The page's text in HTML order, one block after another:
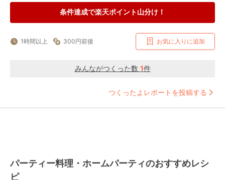
条件達成で楽天ポイント山分け！
1時間以上 300円前後 お気に入りに追加
みんながつくった数 1件
つくったよレポートを投稿する
パーティー料理・ホームパーティのおすすめレシ
ピ